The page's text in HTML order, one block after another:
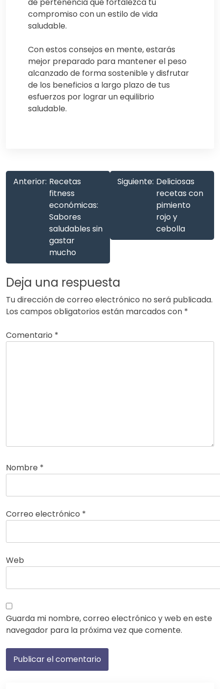
compromiso con un estilo de vida
saludable.
Con estos consejos en mente, estarás
mejor preparado para mantener el peso
alcanzado de forma sostenible y disfrutar
de los beneficios a largo plazo de tus
esfuerzos por lograr un equilibrio
saludable.
Anterior: Recetas
fitness
económicas:
Sabores
saludables sin
gastar
mucho
Siguiente: Deliciosas
recetas con
pimiento
rojo y
cebolla
Deja una respuesta
Tu dirección de correo electrónico no será publicada.
Los campos obligatorios están marcados con *
Comentario *
Nombre *
Correo electrónico *
Web
Guarda mi nombre, correo electrónico y web en este
navegador para la próxima vez que comente.